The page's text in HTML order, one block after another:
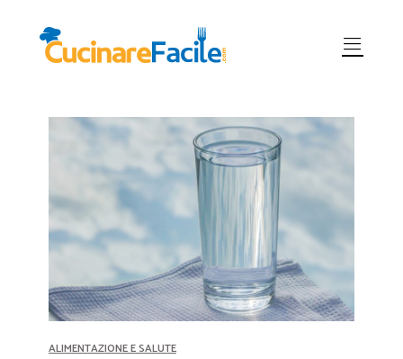
ALIMENTAZIONE E SALUTE